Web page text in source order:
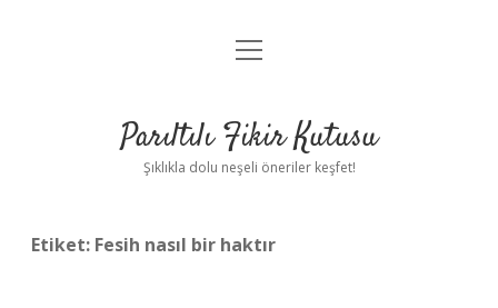
Anasayfa
Yasal Uyarı
menüyü
Parıltılı Fikir Kutusu
Şıklıkla dolu neşeli öneriler keşfet!
Etiket: Fesih nasıl bir haktır